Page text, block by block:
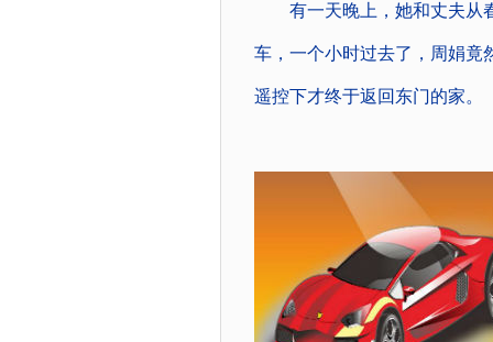
有一天晚上，她和丈夫从春
车，一个小时过去了，周娟竟
遥控下才终于返回东门的家。